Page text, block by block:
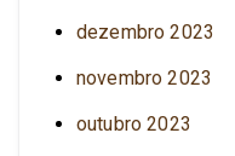
dezembro 2023
novembro 2023
outubro 2023